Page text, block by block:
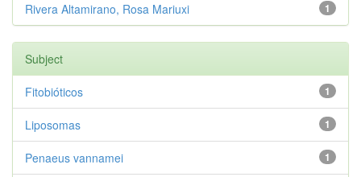
1
Rivera Altamirano, Rosa Mariuxi
Subject
1
Fitobióticos
1
Liposomas
1
Penaeus vannamei